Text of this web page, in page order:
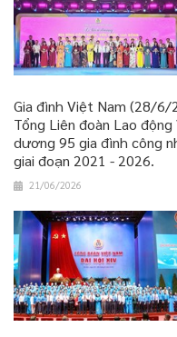
Gia đình Việt Nam (28/
Tổng Liên đoàn Lao
dương 95 gia đình công
giai đoạn 2021 - 2026.
21/06/2026